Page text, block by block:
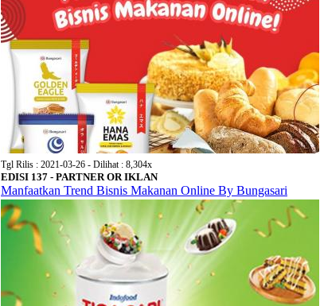
Tgl Rilis : 2021-03-26 - Dilihat : 8,304x
EDISI 137 - PARTNER OR IKLAN
Manfaatkan Trend Bisnis Makanan Online By Bungasari